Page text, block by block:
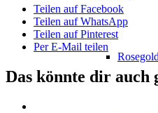
Teilen auf Facebook
Teilen auf WhatsApp
Teilen auf Pinterest
Per E-Mail teilen
Das könnte dir